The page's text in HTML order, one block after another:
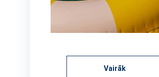
Vairāk